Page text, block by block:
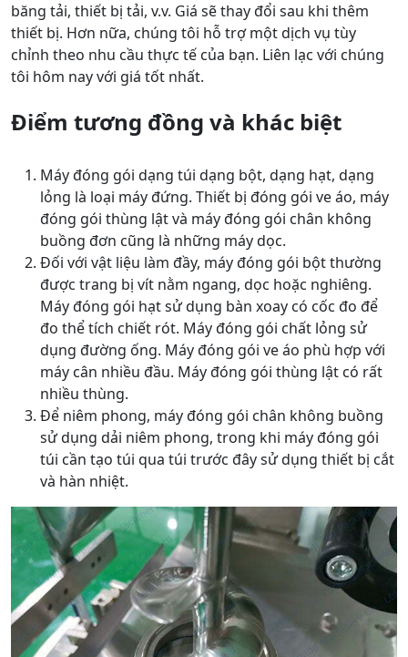
băng tải, thiết bị tải, v.v. Giá sẽ thay đổi sau khi thêm
thiết bị. Hơn nữa, chúng tôi hỗ trợ một dịch vụ tùy
chỉnh theo nhu cầu thực tế của bạn. Liên lạc với chúng
tôi hôm nay với giá tốt nhất.
Điểm tương đồng và khác biệt
Máy đóng gói dạng túi dạng bột, dạng hạt, dạng
lỏng là loại máy đứng. Thiết bị đóng gói ve áo, máy
đóng gói thùng lật và máy đóng gói chân không
buồng đơn cũng là những máy dọc.
Đối với vật liệu làm đầy, máy đóng gói bột thường
được trang bị vít nằm ngang, dọc hoặc nghiêng.
Máy đóng gói hạt sử dụng bàn xoay có cốc đo để
đo thể tích chiết rót. Máy đóng gói chất lỏng sử
dụng đường ống. Máy đóng gói ve áo phù hợp với
máy cân nhiều đầu. Máy đóng gói thùng lật có rất
nhiều thùng.
Để niêm phong, máy đóng gói chân không buồng
sử dụng dải niêm phong, trong khi máy đóng gói
túi cần tạo túi qua túi trước đây sử dụng thiết bị cắt
và hàn nhiệt.